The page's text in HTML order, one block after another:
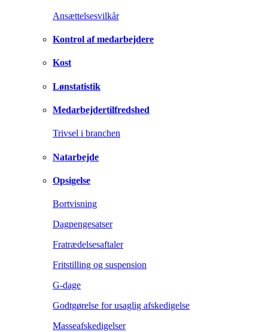
Ansættelsesvilkår
Kontrol af medarbejdere
Kost
Lønstatistik
Medarbejdertilfredshed
Trivsel i branchen
Natarbejde
Opsigelse
Bortvisning
Dagpengesatser
Fratrædelsesaftaler
Fritstilling og suspension
G-dage
Godtgørelse for usaglig afskedigelse
Masseafskedigelser